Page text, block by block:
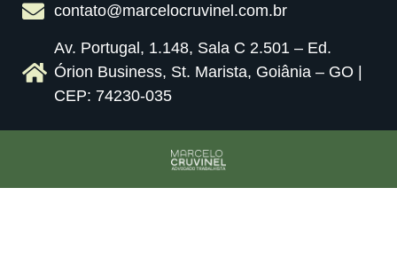
contato@marcelocruvinel.com.br
Av. Portugal, 1.148, Sala C 2.501 – Ed.
Órion Business, St. Marista, Goiânia – GO |
CEP: 74230-035